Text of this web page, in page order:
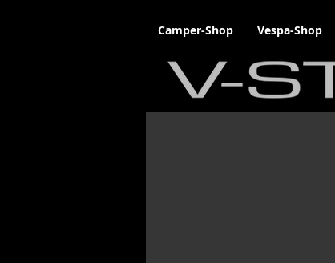
Camper-Shop Vespa-Shop